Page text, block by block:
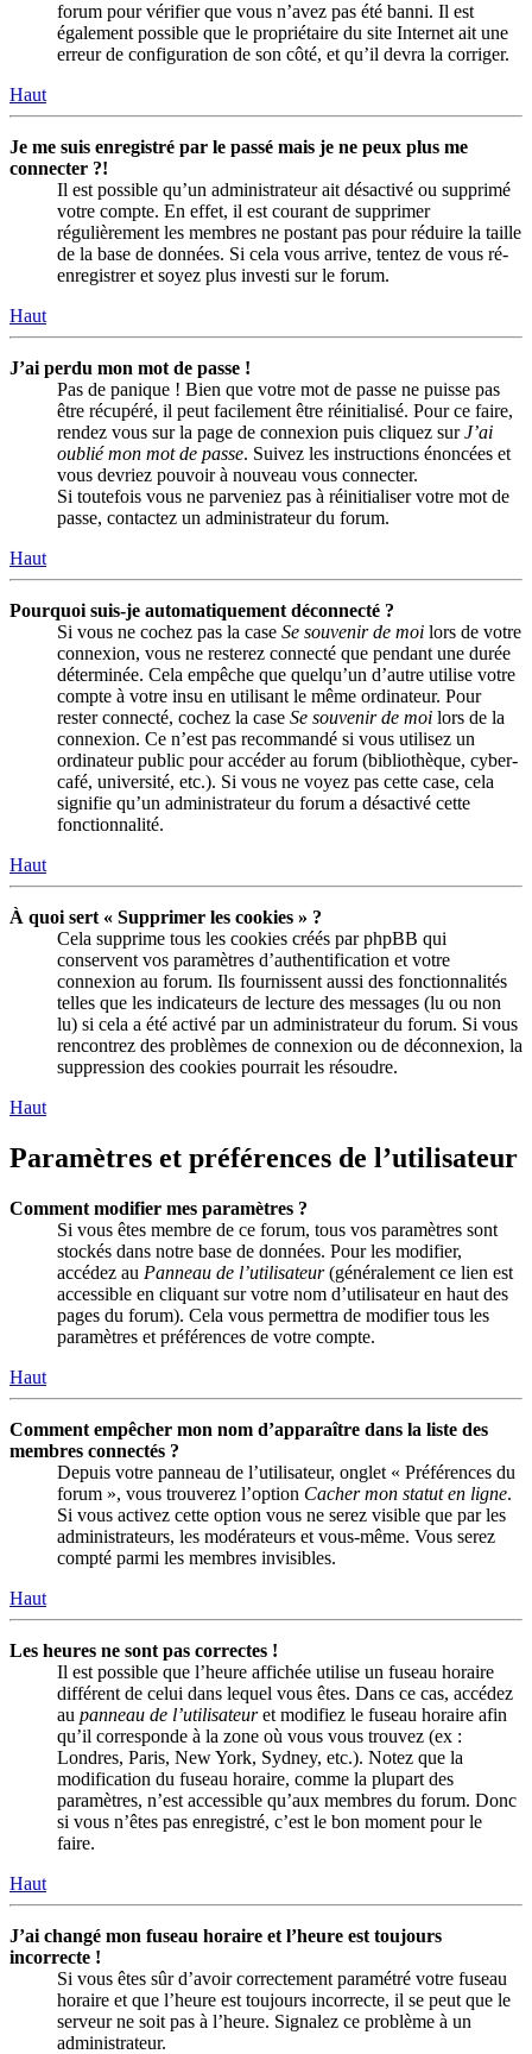
forum pour vérifier que vous n’avez pas été banni. Il est
également possible que le propriétaire du site Internet ait une
erreur de configuration de son côté, et qu’il devra la corriger.
Haut
Je me suis enregistré par le passé mais je ne peux plus me
connecter ?!
Il est possible qu’un administrateur ait désactivé ou supprimé
votre compte. En effet, il est courant de supprimer
régulièrement les membres ne postant pas pour réduire la taille
de la base de données. Si cela vous arrive, tentez de vous ré-
enregistrer et soyez plus investi sur le forum.
Haut
J’ai perdu mon mot de passe !
Pas de panique ! Bien que votre mot de passe ne puisse pas
être récupéré, il peut facilement être réinitialisé. Pour ce faire,
rendez vous sur la page de connexion puis cliquez surJ’ai
oublié mon mot de passe. Suivez les instructions énoncées et
vous devriez pouvoir à nouveau vous connecter.
Si toutefois vous ne parveniez pas à réinitialiser votre mot de
passe, contactez un administrateur du forum.
Haut
Pourquoi suis-je automatiquement déconnecté ?
Si vous ne cochez pas la case Se souvenir de moi lors de votre
connexion, vous ne resterez connecté que pendant une durée
déterminée. Cela empêche que quelqu’un d’autre utilise votre
compte à votre insu en utilisant le même ordinateur. Pour
rester connecté, cochez la case Se souvenir de moi lors de la
connexion. Ce n’est pas recommandé si vous utilisez un
ordinateur public pour accéder au forum (bibliothèque, cyber-
café, université, etc.). Si vous ne voyez pas cette case, cela
signifie qu’un administrateur du forum a désactivé cette
fonctionnalité.
Haut
À quoi sert « Supprimer les cookies » ?
Cela supprime tous les cookies créés par phpBB qui
conservent vos paramètres d’authentification et votre
connexion au forum. Ils fournissent aussi des fonctionnalités
telles que les indicateurs de lecture des messages (lu ou non
lu) si cela a été activé par un administrateur du forum. Si vous
rencontrez des problèmes de connexion ou de déconnexion, la
suppression des cookies pourrait les résoudre.
Haut
Paramètres et préférences de l’utilisateur
Comment modifier mes paramètres ?
Si vous êtes membre de ce forum, tous vos paramètres sont
stockés dans notre base de données. Pour les modifier,
accédez au Panneau de l’utilisateur(généralement ce lien est
accessible en cliquant sur votre nom d’utilisateur en haut des
pages du forum). Cela vous permettra de modifier tous les
paramètres et préférences de votre compte.
Haut
Comment empêcher mon nom d’apparaître dans la liste des
membres connectés ?
Depuis votre panneau de l’utilisateur, onglet « Préférences du
forum », vous trouverez l’option Cacher mon statut en ligne.
Si vous activez cette option vous ne serez visible que par les
administrateurs, les modérateurs et vous-même. Vous serez
compté parmi les membres invisibles.
Haut
Les heures ne sont pas correctes !
Il est possible que l’heure affichée utilise un fuseau horaire
différent de celui dans lequel vous êtes. Dans ce cas, accédez
au panneau de l’utilisateuret modifiez le fuseau horaire afin
qu’il corresponde à la zone où vous vous trouvez (ex :
Londres, Paris, New York, Sydney, etc.). Notez que la
modification du fuseau horaire, comme la plupart des
paramètres, n’est accessible qu’aux membres du forum. Donc
si vous n’êtes pas enregistré, c’est le bon moment pour le
faire.
Haut
J’ai changé mon fuseau horaire et l’heure est toujours
incorrecte !
Si vous êtes sûr d’avoir correctement paramétré votre fuseau
horaire et que l’heure est toujours incorrecte, il se peut que le
serveur ne soit pas à l’heure. Signalez ce problème à un
administrateur.